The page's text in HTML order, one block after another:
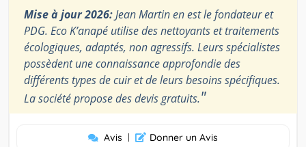
Mise à jour 2026:Jean Martin en est le fondateur et
PDG. Eco K’anapé utilise des nettoyants et traitements
écologiques, adaptés, non agressifs. Leurs spécialistes
possèdent une connaissance approfondie des
différents types de cuir et de leurs besoins spécifiques.
La société propose des devis gratuits."
Avis | Donner un Avis